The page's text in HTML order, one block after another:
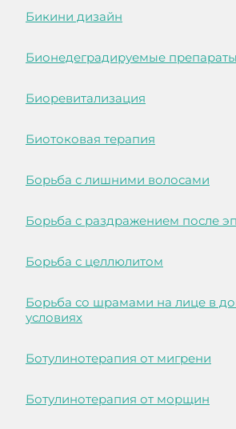
Бикини дизайн
Бионедеградируемые препараты
Биоревитализация
Биотоковая терапия
Борьба с лишними волосами
Борьба с раздражением после
Борьба с целлюлитом
Борьба со шрамами на лице в
условиях
Ботулинотерапия от мигрени
Ботулинотерапия от морщин